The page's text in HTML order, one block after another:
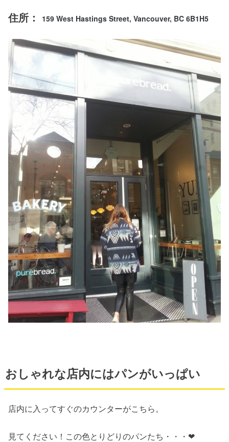
住所： 159 West Hastings Street, Vancouver, BC 6B1H5
おしゃれな店内にはパンがいっぱい
店内に入ってすぐのカウンターがこちら。
見てください！この色とりどりのパンたち・・・❤︎